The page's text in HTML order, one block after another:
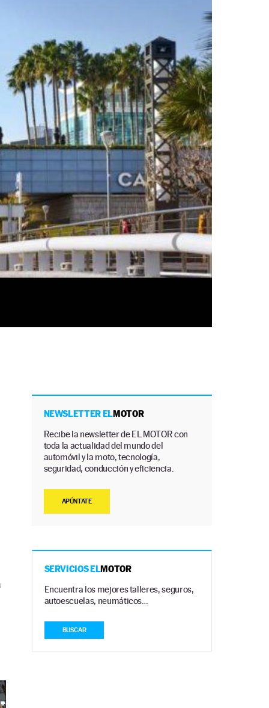
NEWSLETTER ELMOTOR
Recibe la newsletter de EL MOTOR con
toda la actualidad del mundo del
automóvil y la moto, tecnología,
seguridad, conducción y eficiencia.
APÚNTATE
SERVICIOS ELMOTOR
Encuentra los mejores talleres, seguros,
autoescuelas, neumáticos…
BUSCAR